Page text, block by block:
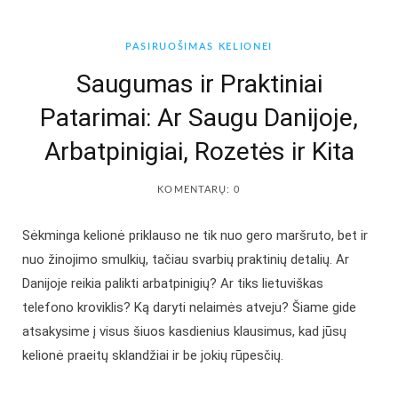
o
k
r
a
PASIRUOŠIMAS KELIONEI
Saugumas ir Praktiniai
Patarimai: Ar Saugu Danijoje,
Arbatpinigiai, Rozetės ir Kita
KOMENTARŲ: 0
Sėkminga kelionė priklauso ne tik nuo gero maršruto, bet ir
nuo žinojimo smulkių, tačiau svarbių praktinių detalių. Ar
Danijoje reikia palikti arbatpinigių? Ar tiks lietuviškas
telefono kroviklis? Ką daryti nelaimės atveju? Šiame gide
atsakysime į visus šiuos kasdienius klausimus, kad jūsų
kelionė praeitų sklandžiai ir be jokių rūpesčių.